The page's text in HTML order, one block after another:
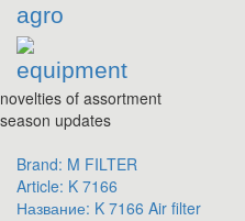
agro
equipment
novelties of assortment
season updates
Brand: M FILTER
Article: K 7166
Название: K 7166 Air filter